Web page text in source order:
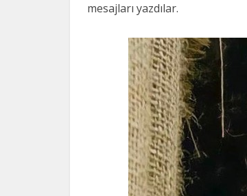
mesajları yazdılar.